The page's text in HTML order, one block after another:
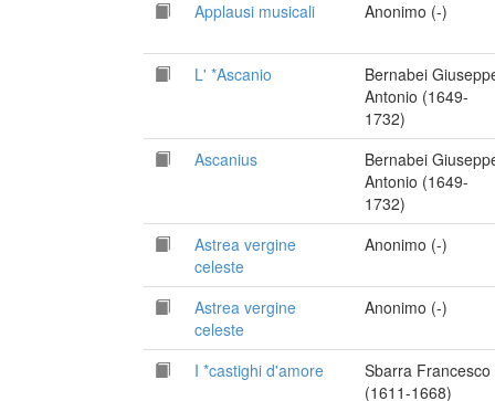
Applausi musicali
Anonimo (-)
L' *Ascanio
Bernabei
Antonio (1649-
1732)
Ascanius
Bernabei
Antonio (1649-
1732)
Astrea vergine
celeste
Anonimo (-)
Astrea vergine
celeste
Anonimo (-)
I *castighi d'amore
Sbarra Francesco
(1611-1668)